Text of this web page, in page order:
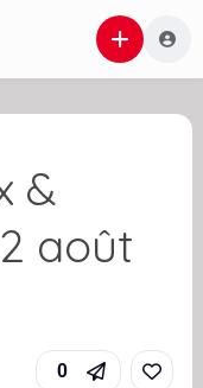
&
août
0